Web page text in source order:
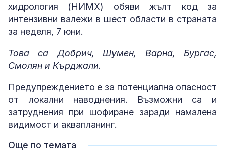
хидрология (НИМХ) обяви жълт код за
интензивни валежи в шест области в страната
за неделя, 7 юни.
Това са Добрич, Шумен, Варна, Бургас,
Смолян и Кърджали.
Предупреждението е за потенциална опасност
от локални наводнения. Възможни са и
затруднения при шофиране заради намалена
видимост и аквапланинг.
Още по темата